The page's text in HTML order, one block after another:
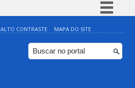
Simplifique!
Comunica BR
Participe
ALTO CONTRASTE MAPA DO SITE